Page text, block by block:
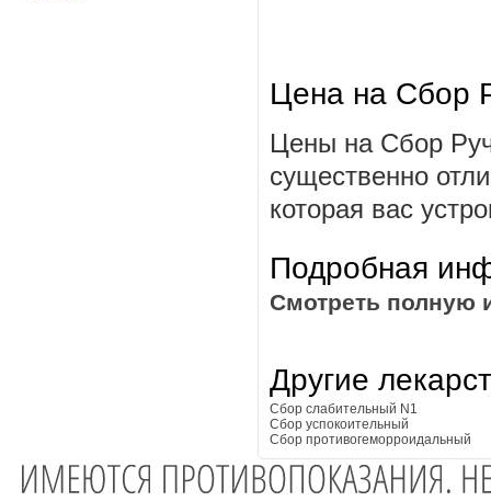
Цена на Сбор
Цены на Сбор
существенно
которая вас
Подробная
Смотреть полную
Другие
Сбор слабительный N1
Сбор успокоительный
Сбор противогеморроидальный